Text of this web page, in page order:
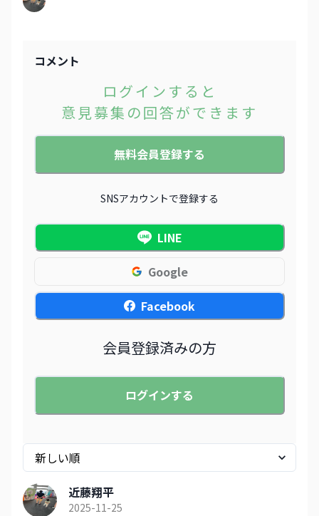
コメント
ログインすると
意見募集の回答ができます
無料会員登録する
SNSアカウントで登録する
LINE
Google
Facebook
会員登録済みの方
ログインする
近藤翔平
2025-11-25